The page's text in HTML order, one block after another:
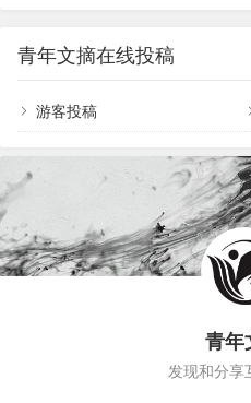
性不如烂笔头，
重要的是建立一
建立自己的规则
上班的时候，每
就好像拼图的
理每个意外任
一个空白的框
手。空白越多…
青年文摘在线投稿
游客投稿
青年
发现和分享